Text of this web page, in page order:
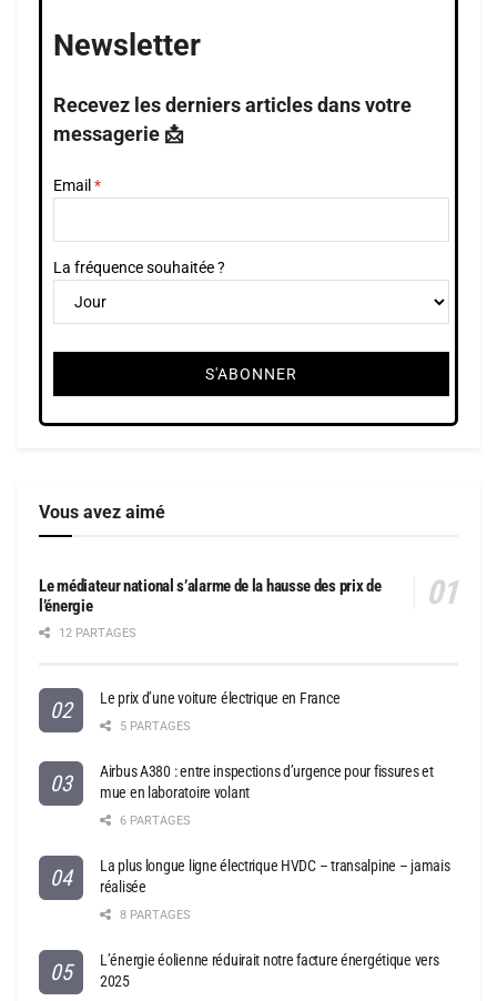
Newsletter
Recevez les derniers articles dans votre
messagerie 📩
Email
La fréquence souhaitée ?
Vous avez aimé
Le médiateur national s’alarme de la hausse des prix de
l’énergie
12 PARTAGES
Le prix d’une voiture électrique en France
5 PARTAGES
Airbus A380 : entre inspections d’urgence pour fissures et
mue en laboratoire volant
6 PARTAGES
La plus longue ligne électrique HVDC – transalpine – jamais
réalisée
8 PARTAGES
L’énergie éolienne réduirait notre facture énergétique vers
2025